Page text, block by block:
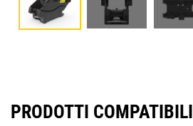
PRODOTTI COMPATIBILI